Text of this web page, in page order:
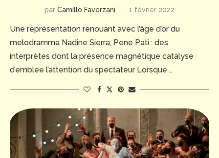
par Camillo Faverzani 1 février 2022
Une représentation renouant avec l’âge d’or du
melodramma Nadine Sierra, Pene Pati : des
interprètes dont la présence magnétique catalyse
d’emblée l’attention du spectateur Lorsque …